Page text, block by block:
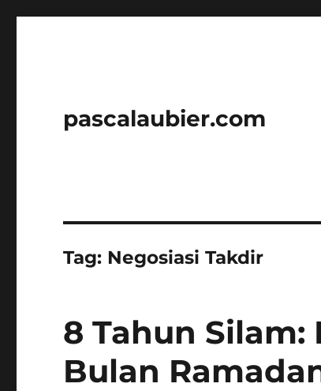
pascalaubier.com
Tag: Negosiasi Takdir
8 Tahun Silam:
Bulan